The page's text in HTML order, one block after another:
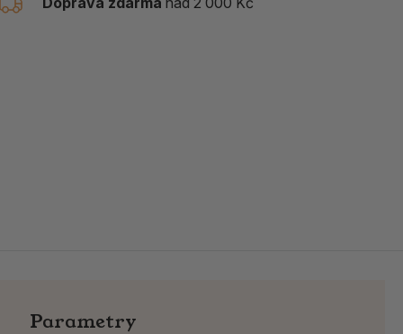
Parametry